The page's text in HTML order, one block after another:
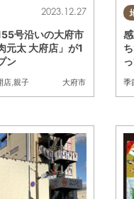
大府市
2023.12.27
号沿いの大府市
元太 大府店」が1
ン
店 親子 季